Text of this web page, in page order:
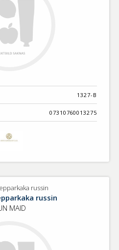
1327-B
07310760013275
russin
russin
MAID